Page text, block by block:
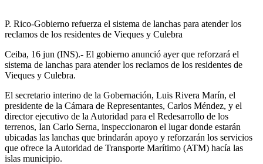
P. Rico-Gobierno refuerza el sistema de lanchas para atender los
reclamos de los residentes de Vieques y Culebra
Ceiba, 16 jun (INS).- El gobierno anunció ayer que reforzará el
sistema de lanchas para atender los reclamos de los residentes de
Vieques y Culebra.
El secretario interino de la Gobernación, Luis Rivera Marín, el
presidente de la Cámara de Representantes, Carlos Méndez, y el
director ejecutivo de la Autoridad para el Redesarrollo de los
terrenos, Ian Carlo Serna, inspeccionaron el lugar donde estarán
ubicadas las lanchas que brindarán apoyo y reforzarán los servicios
que ofrece la Autoridad de Transporte Marítimo (ATM) hacía las
islas municipio.